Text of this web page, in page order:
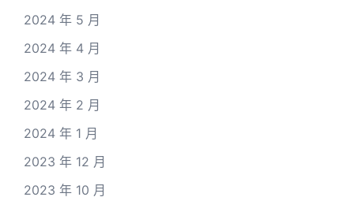
2024 年 5 月
2024 年 4 月
2024 年 3 月
2024 年 2 月
2024 年 1 月
2023 年 12 月
2023 年 10 月